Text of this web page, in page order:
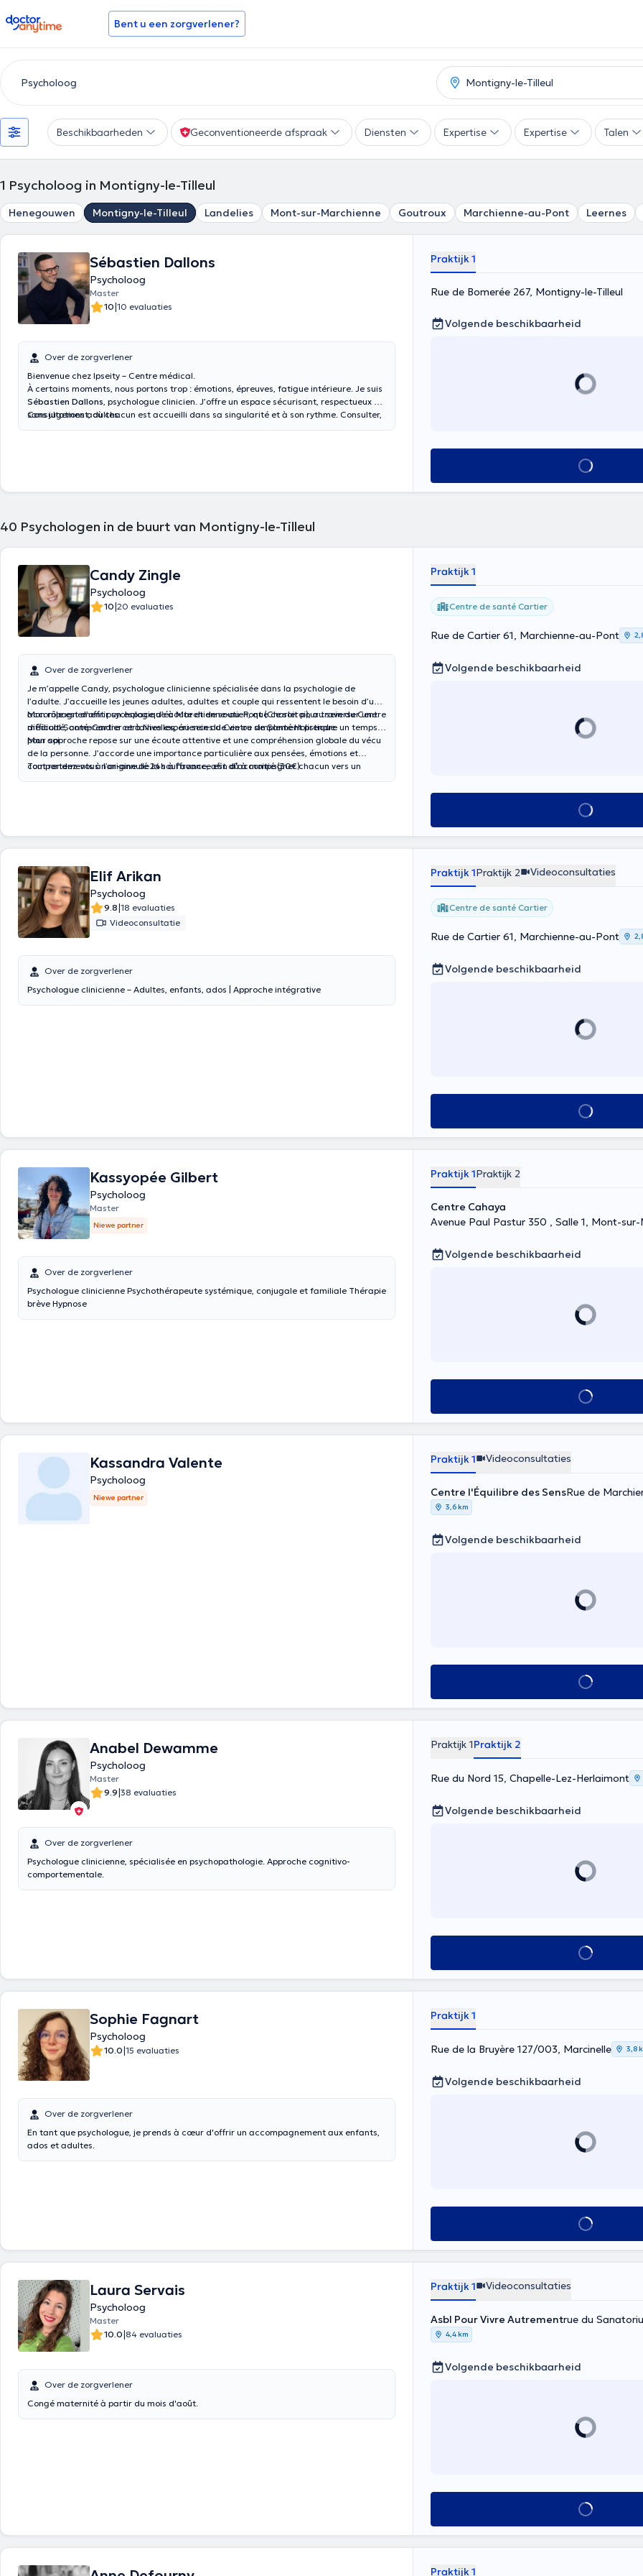
doctoranytime Bent u een zorgverlener?
Beschikbaarheden Geconventioneerde afspraak Diensten Expertise Expertise Talen
1 Psycholoog in Montigny-le-Tilleul
Henegouwen Montigny-le-Tilleul Landelies Mont-sur-Marchienne Goutroux Marchienne-au-Pont Leernes
Sébastien Dallons
Psycholoog
Master
10|10 evaluaties
Over de zorgverlener
Bienvenue chez Ipseity – Centre médical.
À certains moments, nous portons trop : émotions, épreuves, fatigue intérieure. Je suis
Sébastien Dallons, psychologue clinicien. J’offre un espace sécurisant, respectueux et
sans jugement, où chacun est accueilli dans sa singularité et à son rythme. Consulter,
Consultations adultes.
Praktijk 1
Rue de Bomerée 267, Montigny-le-Tilleul
Volgende beschikbaarheid
Alles zien
40 Psychologen in de buurt van Montigny-le-Tilleul
Candy Zingle
Psycholoog
10|20 evaluaties
Over de zorgverlener
Je m’appelle Candy, psychologue clinicienne spécialisée dans la psychologie de
l’adulte. J’accueille les jeunes adultes, adultes et couple qui ressentent le besoin d’un
accompagnement psychologique à Marchienne-au-Pont (Charleroi), au sein du Centre
médical Santé-Cartier et à Nivelles, au sein du Centre de Santé Holistique.
Mon rôle est d’offrir un espace d’écoute et de soutien, que ce soit pour traverser une
difficulté, comprendre certaines expériences de vie ou simplement prendre un temps
pour soi.
Mon approche repose sur une écoute attentive et une compréhension globale du vécu
de la personne. J’accorde une importance particulière aux pensées, émotions et
comportements à l’origine de la souffrance, afin d'accompagner chacun vers un
Tout rendez-vous non-annulé 24h à l'avance est dû à moitié (30€).
Praktijk 1
Centre de santé Cartier
Rue de Cartier 61, Marchienne-au-Pont
Volgende beschikbaarheid
Alles zien
Elif Arikan
Psycholoog
9.8|18 evaluaties
Videoconsultatie
Over de zorgverlener
Psychologue clinicienne – Adultes, enfants, ados | Approche intégrative
Praktijk 1Praktijk 2 Videoconsultaties
Centre de santé Cartier
Rue de Cartier 61, Marchienne-au-Pont
Volgende beschikbaarheid
Alles zien
Kassyopée Gilbert
Psycholoog
Master
Niewe partner
Over de zorgverlener
Psychologue clinicienne Psychothérapeute systémique, conjugale et familiale Thérapie
brève Hypnose
Praktijk 1Praktijk 2
Centre Cahaya
Avenue Paul Pastur 350 , Salle 1,
Volgende beschikbaarheid
Alles zien
Kassandra Valente
Psycholoog
Niewe partner
Praktijk 1 Videoconsultaties
Centre l'Équilibre des SensRue de
3,6 km
Volgende beschikbaarheid
Alles zien
Anabel Dewamme
Psycholoog
Master
9.9|38 evaluaties
Over de zorgverlener
Psychologue clinicienne, spécialisée en psychopathologie. Approche cognitivo-
comportementale.
Praktijk 1Praktijk 2
Rue du Nord 15, Chapelle-Lez-Herlaimont
Volgende beschikbaarheid
Alles zien
Sophie Fagnart
Psycholoog
10.0|15 evaluaties
Over de zorgverlener
En tant que psychologue, je prends à cœur d'offrir un accompagnement aux enfants,
ados et adultes.
Praktijk 1
Rue de la Bruyère 127/003, Marcinelle 3,8
Volgende beschikbaarheid
Alles zien
Laura Servais
Psycholoog
Master
10.0|84 evaluaties
Over de zorgverlener
Congé maternité à partir du mois d'août.
Praktijk 1 Videoconsultaties
Asbl Pour Vivre Autrementrue du
4,4 km
Volgende beschikbaarheid
Alles zien
Praktijk 1